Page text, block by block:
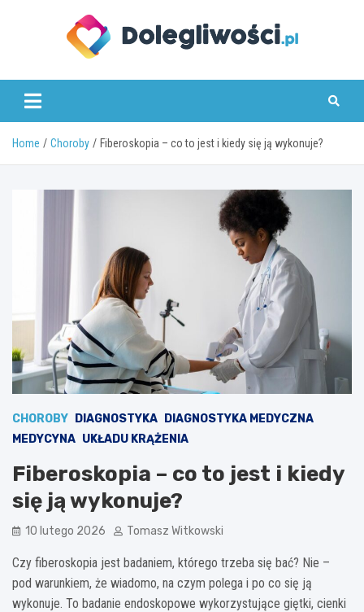
dolegliwosci.pl
Home Choroby Fiberoskopia – co to jest i kiedy się ją wykonuje?
CHOROBY DIAGNOSTYKA
DIAGNOSTYKA MEDYCZNA
MEDYCYNA UKŁADU KRĄŻENIA
Fiberoskopia – co to jest i kiedy
się ją wykonuje?
10 lutego 2026 Tomasz Witkowski
Czy fiberoskopia jest badaniem, którego trzeba się bać? Nie –
pod warunkiem, że wiadomo, na czym polega i po co się ją
wykonuje. To badanie endoskopowe wykorzystujące giętki, cienki